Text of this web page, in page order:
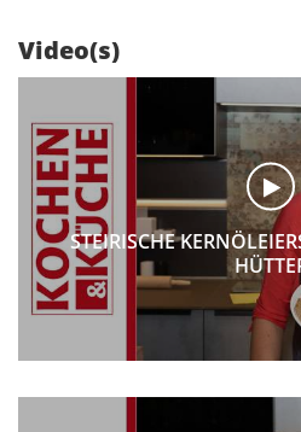
Video(s)
STEIRISCHE